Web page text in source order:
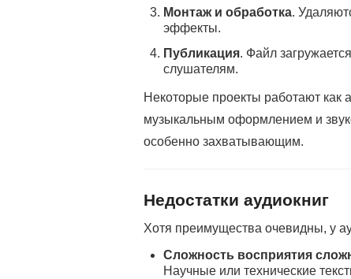
Монтаж и обработка.
эффекты.
Публикация. Файл
слушателям.
Некоторые проекты работают как
музыкальным оформлением и
особенно захватывающим.
Недостатки аудиокниг
Хотя преимущества очевидны, у
Сложность восприятия
Научные или технические